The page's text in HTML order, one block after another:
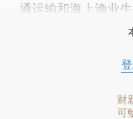
通运输和海上渔业
财
可